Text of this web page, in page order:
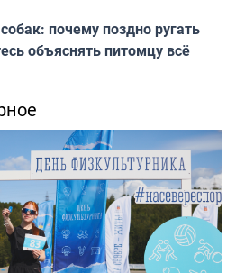
почему поздно ругать
объяснять питомцу всё